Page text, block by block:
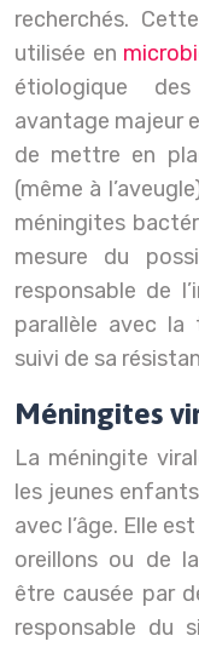
recherchés.
utilisée en
étiologique
avantage majeur
de mettre en
(même à
méningites
mesure du
responsable de
parallèle avec la
suivi de sa
Méningites
La méningite
les jeunes
avec l’âge. Elle
oreillons ou de
être causée par
responsable du